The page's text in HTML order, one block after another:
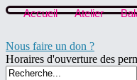
Accueil Atelier
Nous faire un don ?
Horaires d'ouverture des